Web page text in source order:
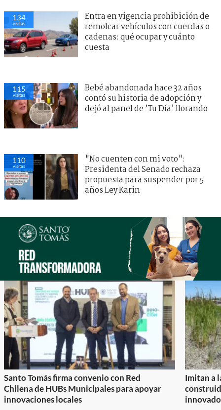
134
visitas
Entra en vigencia prohibición de
remolcar vehículos con cuerdas o
cadenas: qué ocupar y cuánto
cuesta
115
visitas
Bebé abandonada hace 32 años
contó su historia de adopción y
dejó al panel de ’Tu Día’ llorando
110
visitas
"No cuenten con mi voto":
Presidenta del Senado rechaza
propuesta para suspender por 5
años Ley Karin
Santo Tomás firma convenio con Red
Chilena de HUBs Municipales para apoyar
innovaciones locales
Imitan a